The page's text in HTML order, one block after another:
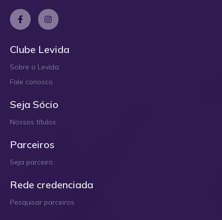
Clube Levida
Sobre o Levida
Fale conosco
Seja Sócio
Nossos títulos
Parceiros
Seja parceiro
Rede credenciada
Pesquisar parceiros